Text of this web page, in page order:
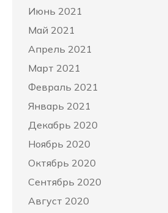
Июнь 2021
Май 2021
Апрель 2021
Март 2021
Февраль 2021
Январь 2021
Декабрь 2020
Ноябрь 2020
Октябрь 2020
Сентябрь 2020
Август 2020